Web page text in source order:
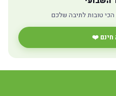
טובות לתיבה שלכם
חינם ❤️